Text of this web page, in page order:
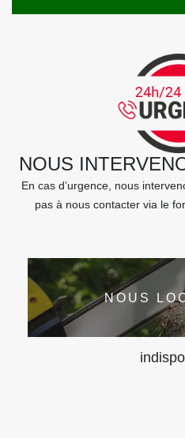
NOUS
En cas d’urgence, nous
pas à nous contacter via le
NOUS